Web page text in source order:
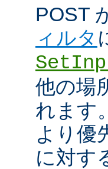
POST
ィルタ
他の場
れます
より優
に対す